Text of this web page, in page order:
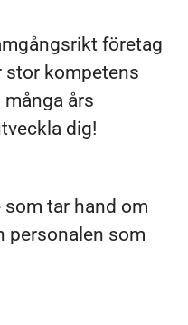
företag
stor kompetens
års
dig!
tar hand om
personalen som